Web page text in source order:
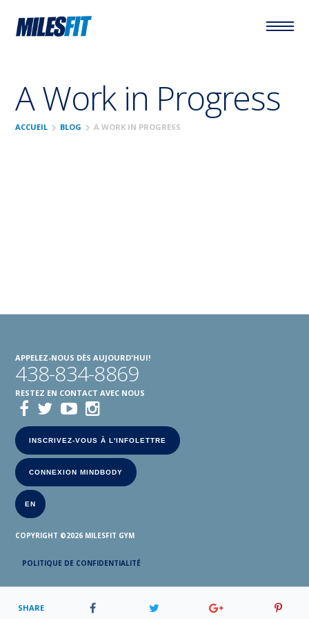
A Work in Progress
ACCUEIL chevron_right BLOG chevron_rightA WORK IN PROGRESS
SHARE
APPELEZ-NOUS DÈS AUJOURD'HUI!
438-834-8869
RESTEZ EN CONTACT AVEC NOUS
INSCRIVEZ-VOUS À L'INFOLETTRE
CONNEXION MINDBODY
EN
COPYRIGHT ©2026 MILESFIT GYM
POLITIQUE DE CONFIDENTIALITÉ